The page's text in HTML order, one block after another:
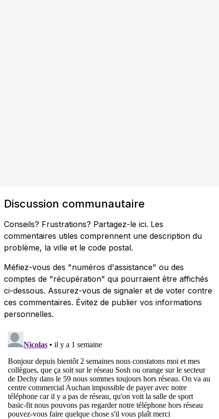
Discussion communautaire
Conseils? Frustrations? Partagez-le ici. Les
commentaires utiles comprennent une description du
problème, la ville et le code postal.
Méfiez-vous des "numéros d'assistance" ou des
comptes de "récupération" qui pourraient être affichés
ci-dessous. Assurez-vous de signaler et de voter contre
ces commentaires. Évitez de publier vos informations
personnelles.